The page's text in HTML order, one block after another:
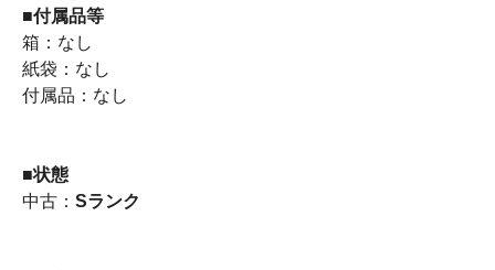
■付属品等
箱：なし
紙袋：なし
付属品：なし
■状態
中古： Sランク